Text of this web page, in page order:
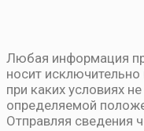
Любая информация
носит
при каких условиях
определяемой
Отправляя сведения